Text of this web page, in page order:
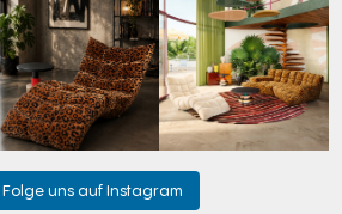
A bold statement. A
quiet retreat.
Mit unserem...
201 4
Take a walk on the wild
side. 🐆
Anlässlich...
104 1
Folge uns auf Instagram